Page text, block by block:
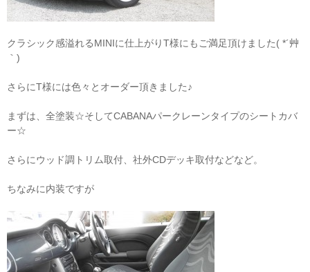
クラシック感溢れるMINIに仕上がりT様にもご満足頂けました( *´艸
｀)
さらにT様には色々とオーダー頂きました♪
まずは、全塗装☆そしてCABANAパークレーンタイプのシートカバ
ー☆
さらにウッド調トリム取付、社外CDデッキ取付などなど。
ちなみに内装ですが